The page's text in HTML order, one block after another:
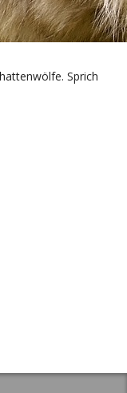
Sprich